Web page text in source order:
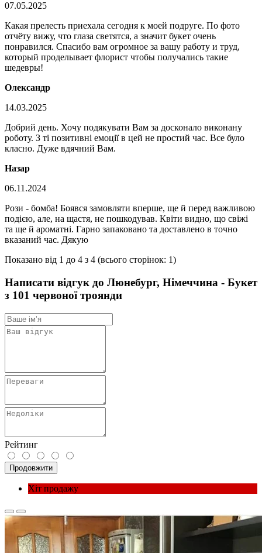
07.05.2025
Какая прелесть приехала сегодня к моей подруге. По фото
отчёту вижу, что глаза светятся, а значит букет очень
понравился. Спасибо вам огромное за вашу работу и труд,
который проделывает флорист чтобы получались такие
шедевры!
Олександр
14.03.2025
Добрий день. Хочу подякувати Вам за досконало виконану
роботу. З ті позитивні емоції в цей не простий час. Все було
класно. Дуже вдячний Вам.
Назар
06.11.2024
Рози - бомба! Боявся замовляти вперше, ще й перед важливою
подією, але, на щастя, не пошкодував. Квіти видно, що свіжі
та ще й ароматні. Гарно запаковано та доставлено в точно
вказаний час. Дякую
Показано від 1 до 4 з 4 (всього сторінок: 1)
Написати відгук до Люнебург, Німеччина - Букет
з 101 червоної троянди
Рейтинг
Продовжити
Хіт продажу